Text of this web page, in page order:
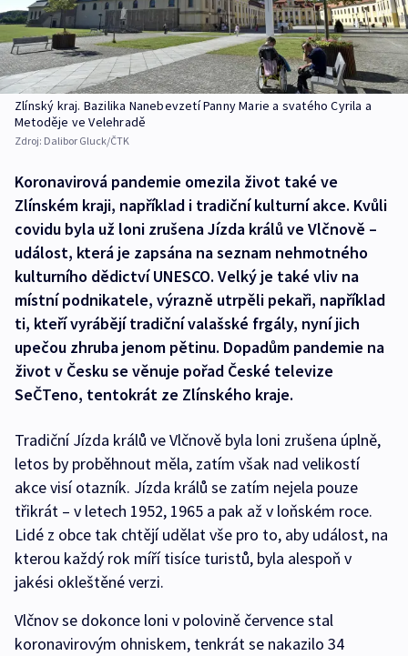
Zlínský kraj. Bazilika Nanebevzetí Panny Marie a svatého Cyrila a
Metoděje ve Velehradě
Zdroj: Dalibor Gluck/ČTK
Koronavirová pandemie omezila život také ve
Zlínském kraji, například i tradiční kulturní akce. Kvůli
covidu byla už loni zrušena Jízda králů ve Vlčnově –
událost, která je zapsána na seznam nehmotného
kulturního dědictví UNESCO. Velký je také vliv na
místní podnikatele, výrazně utrpěli pekaři, například
ti, kteří vyrábějí tradiční valašské frgály, nyní jich
upečou zhruba jenom pětinu. Dopadům pandemie na
život v Česku se věnuje pořad České televize
SeČTeno, tentokrát ze Zlínského kraje.
Tradiční Jízda králů ve Vlčnově byla loni zrušena úplně,
letos by proběhnout měla, zatím však nad velikostí
akce visí otazník. Jízda králů se zatím nejela pouze
třikrát – v letech 1952, 1965 a pak až v loňském roce.
Lidé z obce tak chtějí udělat vše pro to, aby událost, na
kterou každý rok míří tisíce turistů, byla alespoň v
jakési okleštěné verzi.
Vlčnov se dokonce loni v polovině července stal
koronavirovým ohniskem, tenkrát se nakazilo 34